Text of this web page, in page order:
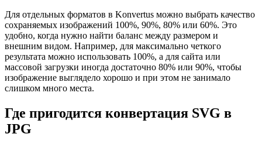
Для отдельных форматов в Konvertus можно выбрать качество
сохраняемых изображений 100%, 90%, 80% или 60%. Это
удобно, когда нужно найти баланс между размером и
внешним видом. Например, для максимально четкого
результата можно использовать 100%, а для сайта или
массовой загрузки иногда достаточно 80% или 90%, чтобы
изображение выглядело хорошо и при этом не занимало
слишком много места.
Где пригодится конвертация SVG в
JPG